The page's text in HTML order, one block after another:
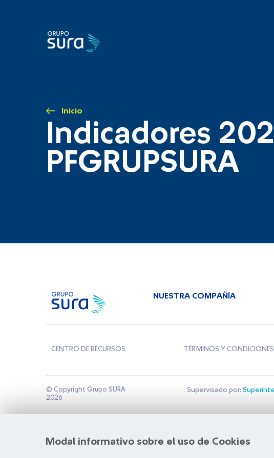
Inicio
Indicadores
PFGRUPSURA
Modal informativo sobre el uso de Cookies
NUESTRA COMPAÑÍA
CENTRO DE RECURSOS TÉRMINOS Y CONDICIONES
© Copyright Grupo SURA
2026
Supervisado por: